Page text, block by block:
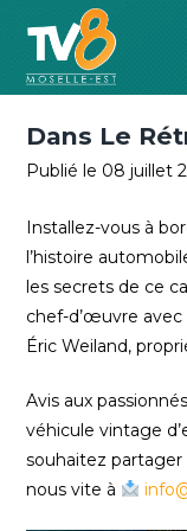
Dans Le
Publié le 08 juillet
Installez-vous à
l’histoire
les secrets de ce
chef-d’œuvre
Éric Weiland,
Avis aux
véhicule vintage
souhaitez partager
nous vite à